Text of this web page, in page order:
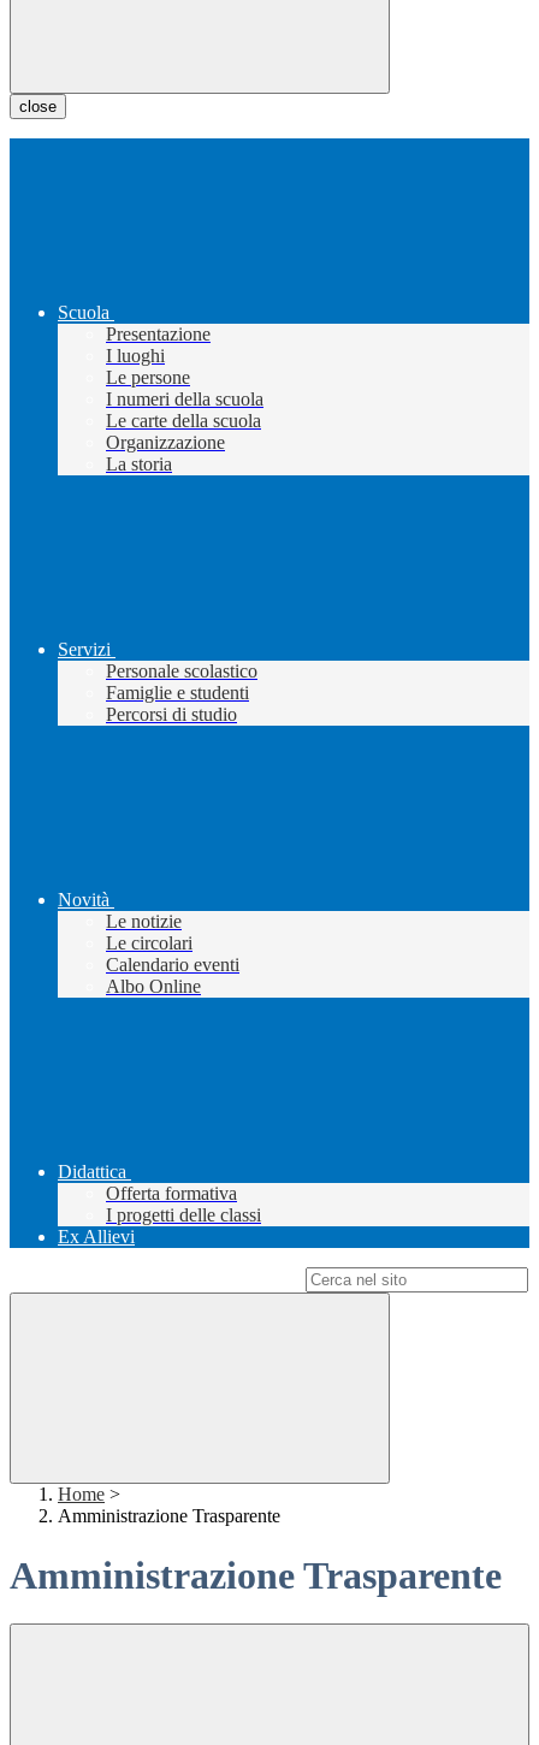
close
Scuola
Presentazione
I luoghi
Le persone
I numeri della scuola
Le carte della scuola
Organizzazione
La storia
Servizi
Personale scolastico
Famiglie e studenti
Percorsi di studio
Novità
Le notizie
Le circolari
Calendario eventi
Albo Online
Didattica
Offerta formativa
I progetti delle classi
Ex Allievi
Home >
Amministrazione Trasparente
Amministrazione Trasparente